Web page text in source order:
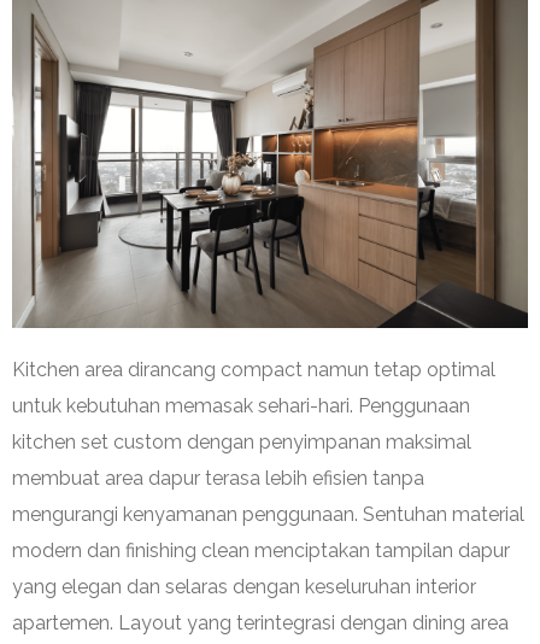
Kitchen area dirancang compact namun tetap optimal
untuk kebutuhan memasak sehari-hari. Penggunaan
kitchen set custom dengan penyimpanan maksimal
membuat area dapur terasa lebih efisien tanpa
mengurangi kenyamanan penggunaan. Sentuhan material
modern dan finishing clean menciptakan tampilan dapur
yang elegan dan selaras dengan keseluruhan interior
apartemen. Layout yang terintegrasi dengan dining area